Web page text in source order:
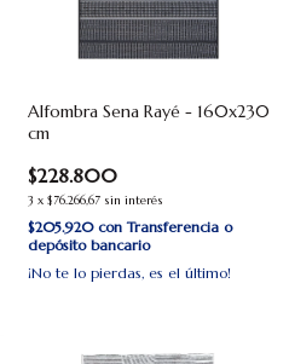
Alfombra Sena Rayé - 160x230
cm
$228.800
3 x $76.266,67 sin interés
$205.920 con Transferencia o
depósito bancario
¡No te lo pierdas, es el último!